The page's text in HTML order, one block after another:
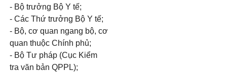
- Bộ trưởng Bộ Y tế;
- Các Thứ trưởng Bộ Y tế;
- Bộ, cơ quan ngang bộ, cơ
quan thuộc Chính phủ;
- Bộ Tư pháp (Cục Kiểm
tra văn bản QPPL);